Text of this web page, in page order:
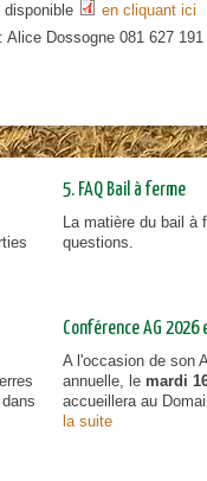
disponible
en cliquant ici
Alice Dossogne 081 627
5. FAQ Bail à ferme
La matière du bail à
questions.
Conférence AG
A l'occasion de son
annuelle, le mardi
accueillera au
la suite